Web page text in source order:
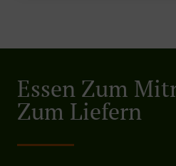
Essen Zum
Zum Liefern